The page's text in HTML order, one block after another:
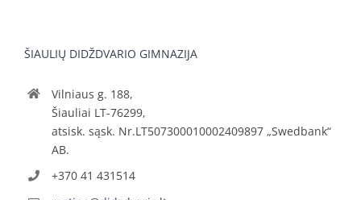
ŠIAULIŲ DIDŽDVARIO GIMNAZIJA
Vilniaus g. 188,
Šiauliai LT-76299,
atsisk. sąsk. Nr.LT507300010002409897 „Swedbank“
AB.
+370 41 431514